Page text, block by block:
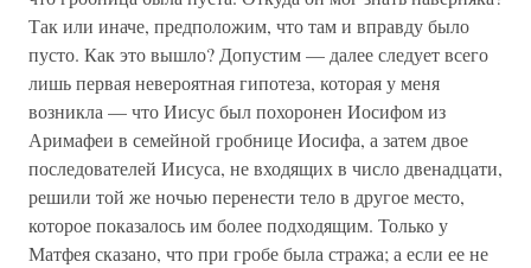
Так или иначе, предположим, что там и вправду было
пусто. Как это вышло? Допустим — далее следует всего
лишь первая невероятная гипотеза, которая у меня
возникла — что Иисус был похоронен Иосифом из
Аримафеи в семейной гробнице Иосифа, а затем двое
последователей Иисуса, не входящих в число двенадцати,
решили той же ночью перенести тело в другое место,
которое показалось им более подходящим. Только у
Матфея сказано, что при гробе была стража; а если ее не